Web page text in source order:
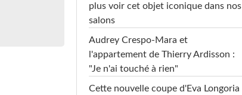
plus voir cet objet iconique dans nos
salons
Audrey Crespo-Mara et
l'appartement de Thierry Ardisson :
"Je n'ai touché à rien"
Cette nouvelle coupe d'Eva Longoria